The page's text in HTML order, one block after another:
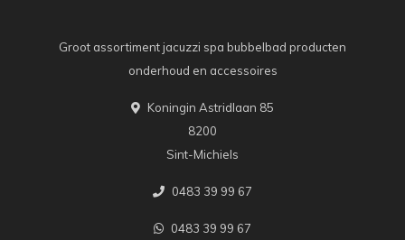
Groot assortiment jacuzzi spa bubbelbad producten
onderhoud en accessoires
Koningin Astridlaan 85
8200
Sint-Michiels
0483 39 99 67
0483 39 99 67